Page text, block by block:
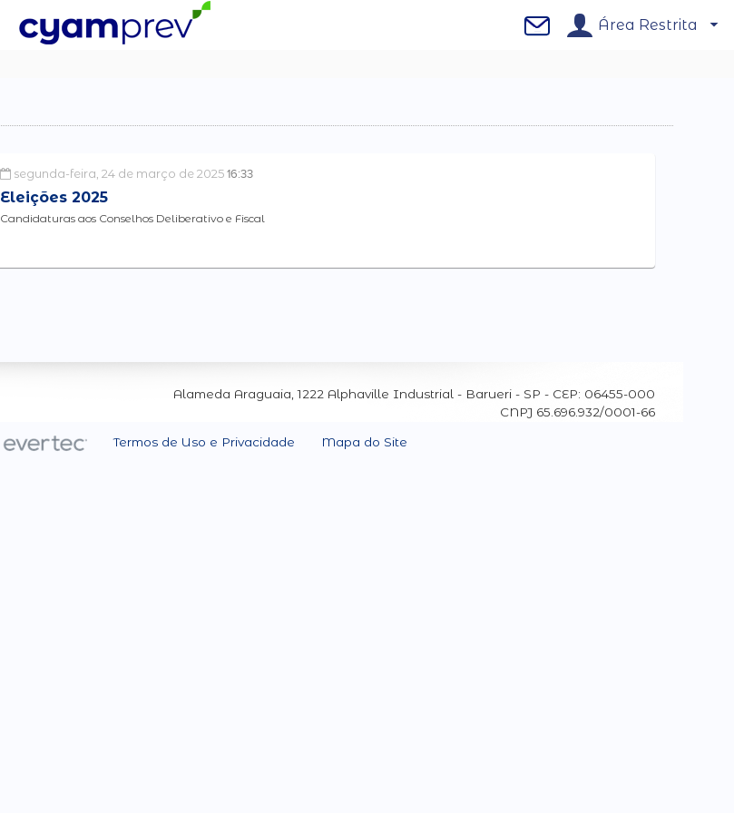
Área Restrita
segunda-feira, 24 de março de 202516:33
Eleições 2025
Candidaturas aos Conselhos Deliberativo e Fiscal
Alameda Araguaia, 1222 Alphaville Industrial -Barueri - SP - CEP: 06455-000
CNPJ 65.696.932/0001-66
Termos de Uso e Privacidade Mapa do Site